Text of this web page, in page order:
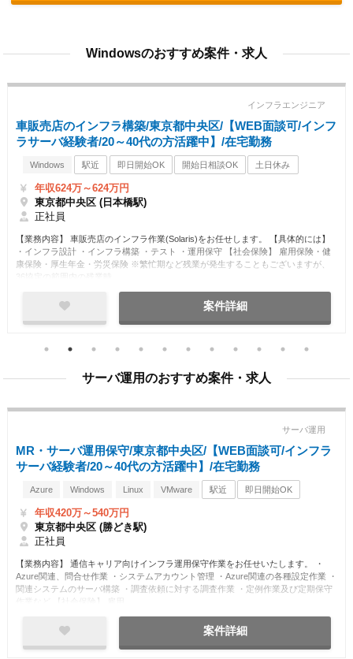
Windowsのおすすめ案件・求人
車販売店のインフラ構築/東京都中央区/【WEB面談可/インフ
ラサーバ経験者/20～40代の方活躍中】/在宅勤務
インフラエンジニア
Windows 駅近 即日開始OK 開始日相談OK 土日休み
正社員
年収624万～624万円
東京都中央区 (日本橋駅)
正社員
【業務内容】 車販売店のインフラ作業(Solaris)をお任せします。 【具体的には】
・インフラ設計 ・インフラ構築 ・テスト ・運用保守 【社会保険】 雇用保険・健
康保険・厚生年金・労災保険 ※繁忙期など残業が発生することもございますが、
案件詳細
サーバ運用のおすすめ案件・求人
MR・サーバ運用保守/東京都中央区/【WEB面談可/インフラ
サーバ経験者/20～40代の方活躍中】/在宅勤務
サーバ運用
Azure Windows Linux VMware 駅近 即日開始OK
開始日相談OK 夜勤あり
年収420万～540万円
東京都中央区 (勝どき駅)
正社員
【業務内容】 通信キャリア向けインフラ運用保守作業をお任せいたします。 ・
Azure関連、問合せ作業 ・システムアカウント管理 ・Azure関連の各種設定作業 ・
関連システムのサーバ構築 ・調査依頼に対する調査作業 ・定例作業及び定期保守
作業など 【社会保険】 雇用…
案件詳細